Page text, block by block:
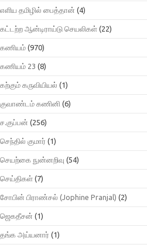
எளிய தமிழில் பைத்தான் (4)
கட்டற்ற ஆன்டிராய்டு செயலிகள் (22)
கணியம் (970)
கணியம் 23 (8)
கற்கும் கருவியியல் (1)
குவாண்டம் கணினி (6)
ச.குப்பன் (256)
செந்தில் குமார் (1)
செயற்கை நுன்னறிவு (54)
செய்திகள் (7)
சோபின் பிராண்சல் (Jophine Pranjal) (2)
ஜெகதீசன் (1)
தங்க அய்யனார் (1)